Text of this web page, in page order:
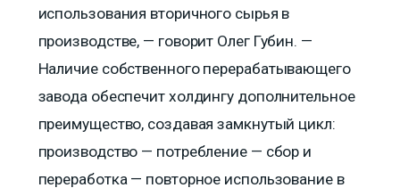
использования вторичного сырья в
производстве, — говорит Олег Губин. —
Наличие собственного перерабатывающего
завода обеспечит холдингу дополнительное
преимущество, создавая замкнутый цикл:
производство — потребление — сбор и
переработка — повторное использование в